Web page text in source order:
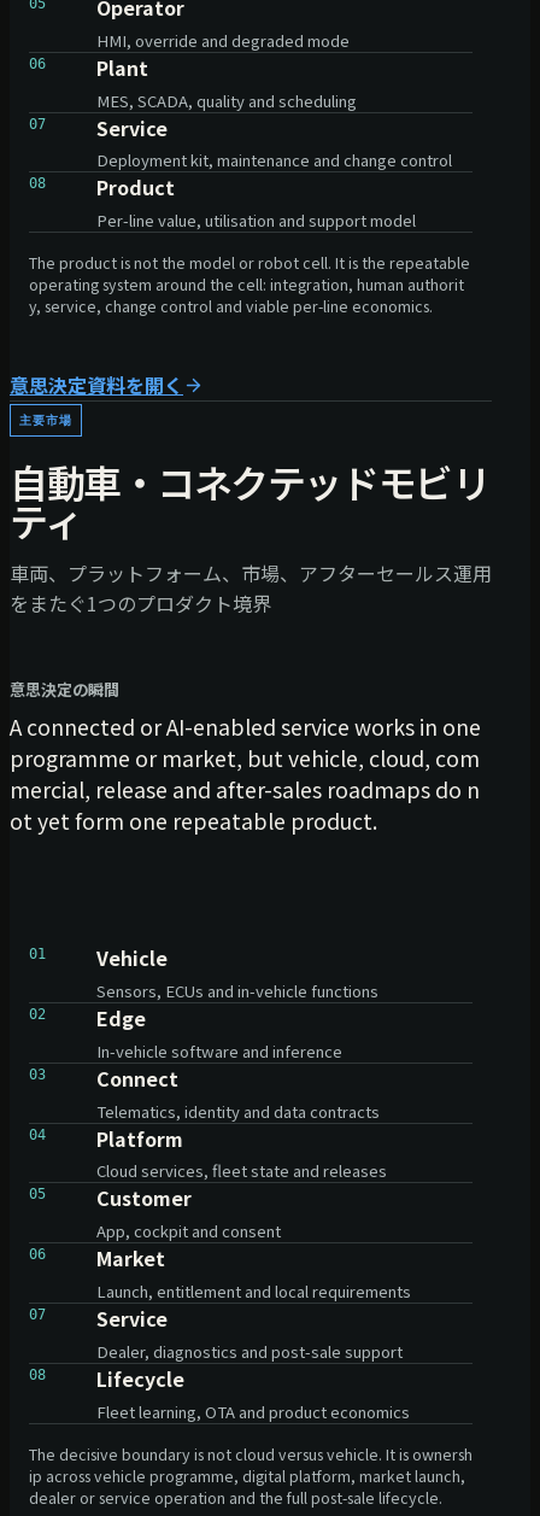
05 Operator
HMI, override and degraded mode
06 Plant
MES, SCADA, quality and scheduling
07 Service
Deployment kit, maintenance and change control
08 Product
Per-line value, utilisation and support model
The product is not the model or robot cell. It is the repeatable
operating system around the cell: integration, human authorit
y, service, change control and viable per-line economics.
意思決定資料を開く
主要市場
自動車・コネクテッドモビリ
ティ
車両、プラットフォーム、市場、アフターセールス運用
をまたぐ1つのプロダクト境界
意思決定の瞬間
A connected or AI-enabled service works in one
programme or market, but vehicle, cloud, com
mercial, release and after-sales roadmaps do n
ot yet form one repeatable product.
01 Vehicle
Sensors, ECUs and in-vehicle functions
02 Edge
In-vehicle software and inference
03 Connect
Telematics, identity and data contracts
04 Platform
Cloud services, fleet state and releases
05 Customer
App, cockpit and consent
06 Market
Launch, entitlement and local requirements
07 Service
Dealer, diagnostics and post-sale support
08 Lifecycle
Fleet learning, OTA and product economics
The decisive boundary is not cloud versus vehicle. It is ownersh
ip across vehicle programme, digital platform, market launch,
dealer or service operation and the full post-sale lifecycle.